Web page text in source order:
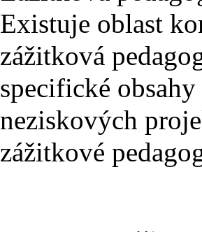
Existuje oblast
zážitková
specifické
neziskových
zážitkové